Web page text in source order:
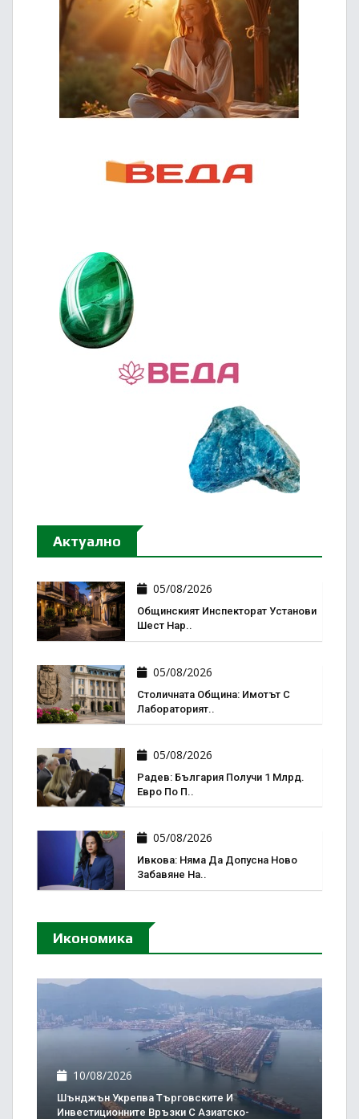
Актуално
05/08/2026
Общинският Инспекторат Установи
Шест Нар..
05/08/2026
Столичната Община: Имотът С
Лабораторият..
05/08/2026
Радев: България Получи 1 Млрд.
Евро По П..
05/08/2026
Ивкова: Няма Да Допусна Ново
Забавяне На..
Икономика
10/08/2026
Шънджън Укрепва Търговските И
Инвестиционните Връзки С Азиатско-